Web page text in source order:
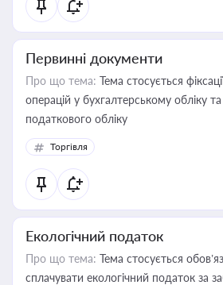
Первинні документи
Про що тема: Тема стосується
операцій у бухгалтерському обліку
податкового обліку
Торгівля
Екологічний податок
Про що тема: Тема стосується
сплачувати екологічний податок за